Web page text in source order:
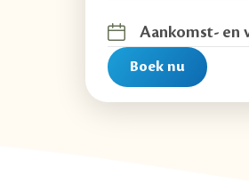
Aankomst- en
Boek nu